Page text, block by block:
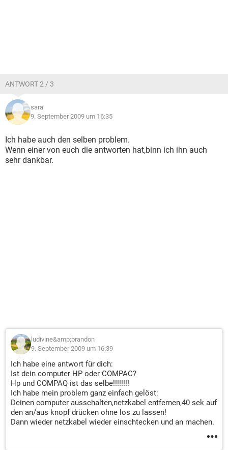
ANTWORT 2 / 3
sara
9. September 2009 um 16:35
Ich habe auch den selben problem.
Wenn einer von euch die antworten hat,binn ich ihn auch
sehr dankbar.
ludivine&amp;brandon
9. September 2009 um 16:39
Ich habe eine antwort für dich:
Ist dein computer HP oder COMPAC?
Hp und COMPAQ ist das selbe!!!!!!!!
Ich habe mein problem ganz einfach gelöst:
Deinen computer ausschalten,netzkabel entfernen,40 sek auf
den an/aus knopf drücken ohne los zu lassen!
Dann wieder netzkabel wieder einschtecken und an machen.